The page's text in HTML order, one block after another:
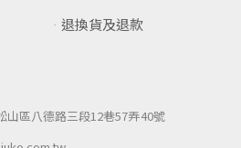
退換貨及退款
山區八德路三段12巷57弄40號